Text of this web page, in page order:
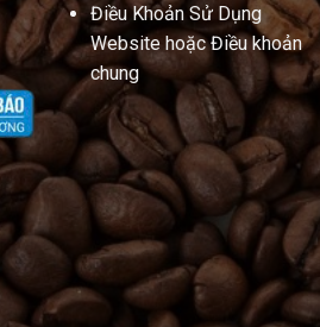
Điều Khoản Sử Dụng
Website hoặc Điều khoản
chung